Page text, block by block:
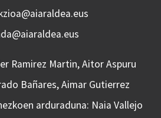
Ramirez Martin, Aitor Aspuru
Bañares, Aimar Gutierrez
arduraduna: Naia Vallejo